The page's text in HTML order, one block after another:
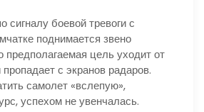
боевой тревоги с
поднимается звено
предполагаемая цель уходит от
с экранов радаров.
самолет «вслепую»,
успехом не увенчалась.